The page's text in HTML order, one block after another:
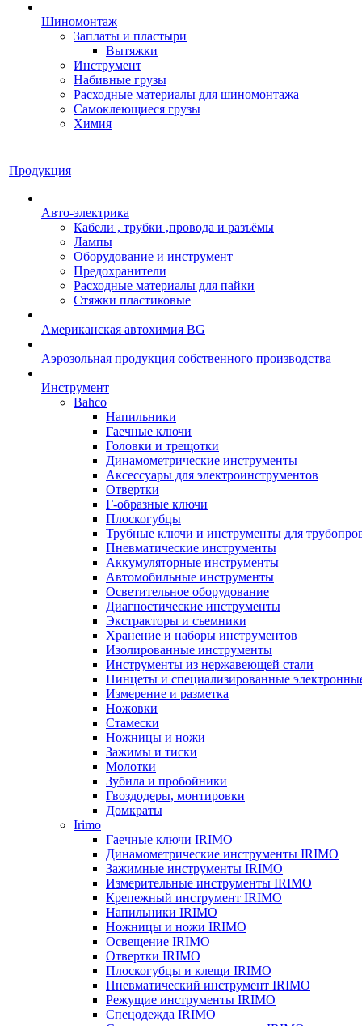
Шиномонтаж
Заплаты и пластыри
Вытяжки
Инструмент
Набивные грузы
Расходные материалы для шиномонтажа
Самоклеющиеся грузы
Химия
Продукция
Авто-электрика
Кабели , трубки ,провода и разъёмы
Лампы
Оборудование и инструмент
Предохранители
Расходные материалы для пайки
Стяжки пластиковые
Американская автохимия BG
Аэрозольная продукция собственного производства
Инструмент
Bahco
Напильники
Гаечные ключи
Головки и трещотки
Динамометрические инструменты
Аксессуары для электроинструментов
Отвертки
Г-образные ключи
Плоскогубцы
Трубные ключи и инструменты для
Пневматические инструменты
Аккумуляторные инструменты
Автомобильные инструменты
Осветительное оборудование
Диагностические инструменты
Экстракторы и съемники
Хранение и наборы инструментов
Изолированные инструменты
Инструменты из нержавеющей стали
Пинцеты и специализированные
Измерение и разметка
Ножовки
Стамески
Ножницы и ножи
Зажимы и тиски
Молотки
Зубила и пробойники
Гвоздодеры, монтировки
Домкраты
Irimo
Гаечные ключи IRIMO
Динамометрические инструменты IRIMO
Зажимные инструменты IRIMO
Измерительные инструменты IRIMO
Крепежный инструмент IRIMO
Напильники IRIMO
Ножницы и ножи IRIMO
Освещение IRIMO
Отвертки IRIMO
Плоскогубцы и клещи IRIMO
Пневматический инструмент IRIMO
Режущие инструменты IRIMO
Спецодежда IRIMO